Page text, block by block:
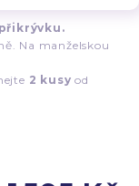
Na manželskou
2 kusy od